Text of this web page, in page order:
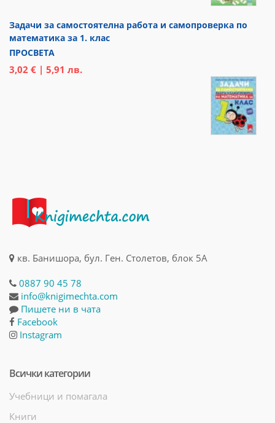
Задачи за самостоятелна работа и самопроверка по
математика за 1. клас
ПРОСВЕТА
3,02 € | 5,91 лв.
кв. Банишора, бул. Ген. Столетов, блок 5А
0887 90 45 78
info@knigimechta.com
Пишете ни в чата
Facebook
Instagram
Всички категории
Учебници и помагала
Книги